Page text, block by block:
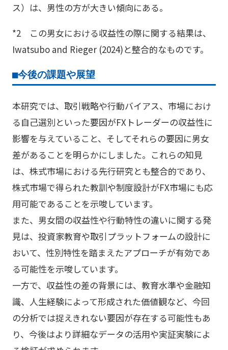
ス）は、男性の方が大きい傾向にある。
*2 この男女における収益性の際に関する結果は、
Iwatsubo and Rieger (2024)と整合的なものです。
■今後の課題や展望
本研究では、取引戦略や行動バイアス、市場におけ
る自己選別といった要因がFXトレーダーの収益性に
影響を与えていること、そしてそれらの要因に男女
差があることを明らかにしました。これらの知見
は、株式市場における先行研究とも整合的であり、
株式市場で得られた教訓や制度設計がFX市場にも応
用可能であることを示唆しています。
また、男女間の収益性や行動特性の違いに関する発
見は、投資家教育や取引プラットフォームの設計に
おいて、性別特性を踏まえたアプローチが有効であ
る可能性を示唆しています。
一方で、収益性の差の背景には、教育水準や金融知
識、人生経験によって形成された価値観など、今回
の分析では捉えきれない要因が存在する可能性もあ
り、今後はより詳細なデータの活用や実証実験によ